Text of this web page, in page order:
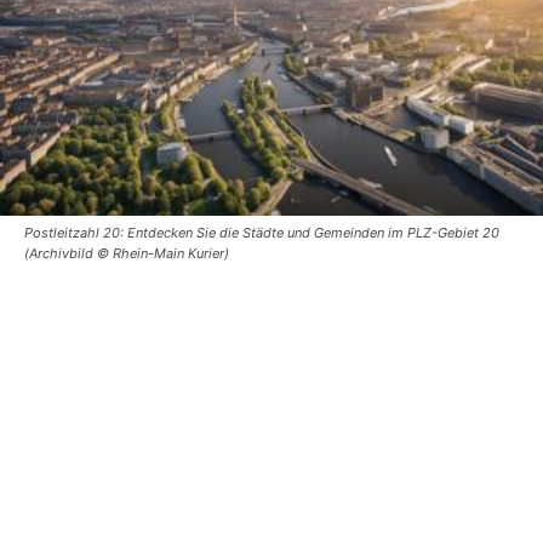
Postleitzahl 20: Entdecken Sie die Städte und Gemeinden im PLZ-Gebiet 20
(Archivbild © Rhein-Main Kurier)